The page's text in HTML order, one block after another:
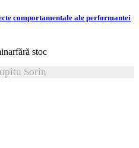
comportamentale ale performantei
fără stoc
Sorin